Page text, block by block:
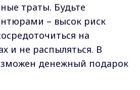
траты. Будьте
– высок риск
на
и не распыляться. В
денежный подарок